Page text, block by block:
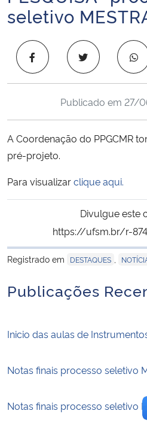
Ministério da Cidadania
Ministério da Saúde
Ministério de Minas e Energia
Ministério da Ciência, Tecnologia,
Ministério do Meio Ambiente
Ministério do Desenvolvimento Regional
Controladoria-Geral da União
Ministério da Mulher, da Família e dos
Secretaria-Geral
seletivo
Publicado em 27/
A Coordenação do PPGCMR
pré-projeto.
Para visualizarclique aqui.
Divulgue este
https://ufsm.br/r-
Registrado em
DESTAQUES
Publicações
Inicio das aulas de
Notas finais processo seletivo
Notas finais processo seletivo